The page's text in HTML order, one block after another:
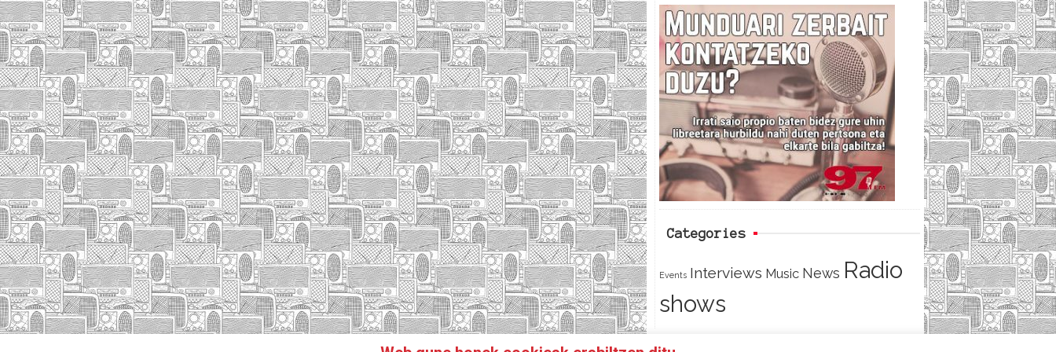
c
e
b
o
o
i
t
t
e
r
e
d
Categories
Events Interviews Music News Radio
shows